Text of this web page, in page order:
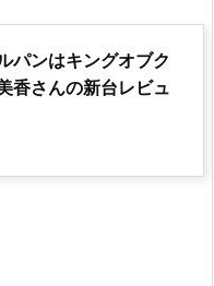
パンはキングオブク
さんの新台レビュ